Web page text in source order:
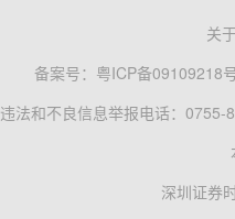
关
备案号： 粤ICP备09109218
违法和不良信息举报电话：0755-
深圳证券